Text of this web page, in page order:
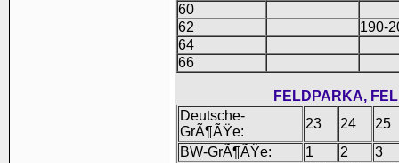
60
62
190-
64
66
FELDPARKA,
Deutsche-
GrÃ¶ÃŸe:
23 24
25
BW-GrÃ¶ÃŸe:
1 2
3